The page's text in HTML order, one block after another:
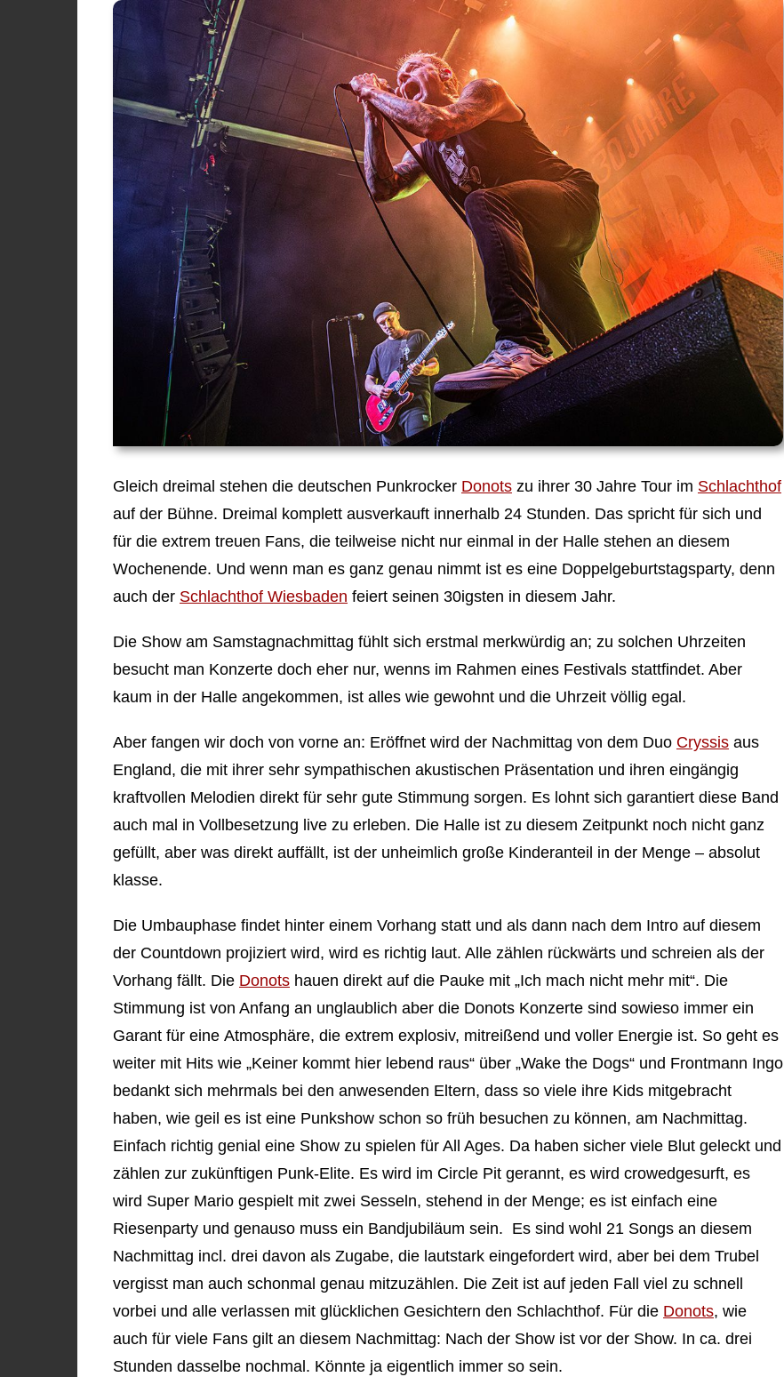
Gleich dreimal stehen die deutschen Punkrocker Donots zu ihrer 30 Jahre Tour im Schlachthof
auf der Bühne. Dreimal komplett ausverkauft innerhalb 24 Stunden. Das spricht für sich und
für die extrem treuen Fans, die teilweise nicht nur einmal in der Halle stehen an diesem
Wochenende. Und wenn man es ganz genau nimmt ist es eine Doppelgeburtstagsparty, denn
auch der Schlachthof Wiesbaden feiert seinen 30igsten in diesem Jahr.
Die Show am Samstagnachmittag fühlt sich erstmal merkwürdig an; zu solchen Uhrzeiten
besucht man Konzerte doch eher nur, wenns im Rahmen eines Festivals stattfindet. Aber
kaum in der Halle angekommen, ist alles wie gewohnt und die Uhrzeit völlig egal.
Aber fangen wir doch von vorne an: Eröffnet wird der Nachmittag von dem Duo Cryssis aus
England, die mit ihrer sehr sympathischen akustischen Präsentation und ihren eingängig
kraftvollen Melodien direkt für sehr gute Stimmung sorgen. Es lohnt sich garantiert diese Band
auch mal in Vollbesetzung live zu erleben. Die Halle ist zu diesem Zeitpunkt noch nicht ganz
gefüllt, aber was direkt auffällt, ist der unheimlich große Kinderanteil in der Menge – absolut
klasse.
Die Umbauphase findet hinter einem Vorhang statt und als dann nach dem Intro auf diesem
der Countdown projiziert wird, wird es richtig laut. Alle zählen rückwärts und schreien als der
Vorhang fällt. Die Donots hauen direkt auf die Pauke mit „Ich mach nicht mehr mit“. Die
Stimmung ist von Anfang an unglaublich aber die Donots Konzerte sind sowieso immer ein
Garant für eine Atmosphäre, die extrem explosiv, mitreißend und voller Energie ist. So geht es
weiter mit Hits wie „Keiner kommt hier lebend raus“ über „Wake the Dogs“ und Frontmann Ingo
bedankt sich mehrmals bei den anwesenden Eltern, dass so viele ihre Kids mitgebracht
haben, wie geil es ist eine Punkshow schon so früh besuchen zu können, am Nachmittag.
Einfach richtig genial eine Show zu spielen für All Ages. Da haben sicher viele Blut geleckt und
zählen zur zukünftigen Punk-Elite. Es wird im Circle Pit gerannt, es wird crowedgesurft, es
wird Super Mario gespielt mit zwei Sesseln, stehend in der Menge; es ist einfach eine
Riesenparty und genauso muss ein Bandjubiläum sein. Es sind wohl 21 Songs an diesem
Nachmittag incl. drei davon als Zugabe, die lautstark eingefordert wird, aber bei dem Trubel
vergisst man auch schonmal genau mitzuzählen. Die Zeit ist auf jeden Fall viel zu schnell
vorbei und alle verlassen mit glücklichen Gesichtern den Schlachthof. Für die Donots, wie
auch für viele Fans gilt an diesem Nachmittag: Nach der Show ist vor der Show. In ca. drei
Stunden dasselbe nochmal. Könnte ja eigentlich immer so sein.